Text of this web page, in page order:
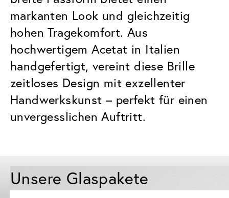
markanten Look und gleichzeitig
hohen Tragekomfort. Aus
hochwertigem Acetat in Italien
handgefertigt, vereint diese Brille
zeitloses Design mit exzellenter
Handwerkskunst – perfekt für einen
unvergesslichen Auftritt.
Unsere Glaspakete